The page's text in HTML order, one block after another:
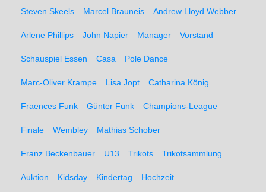
Steven Skeels Marcel Brauneis Andrew Lloyd Webber
Arlene Phillips John Napier Manager Vorstand
Schauspiel Essen Casa Pole Dance
Marc-Oliver Krampe Lisa Jopt Catharina König
Fraences Funk Günter Funk Champions-League
Finale Wembley Mathias Schober
Franz Beckenbauer U13 Trikots Trikotsammlung
Auktion Kidsday Kindertag Hochzeit